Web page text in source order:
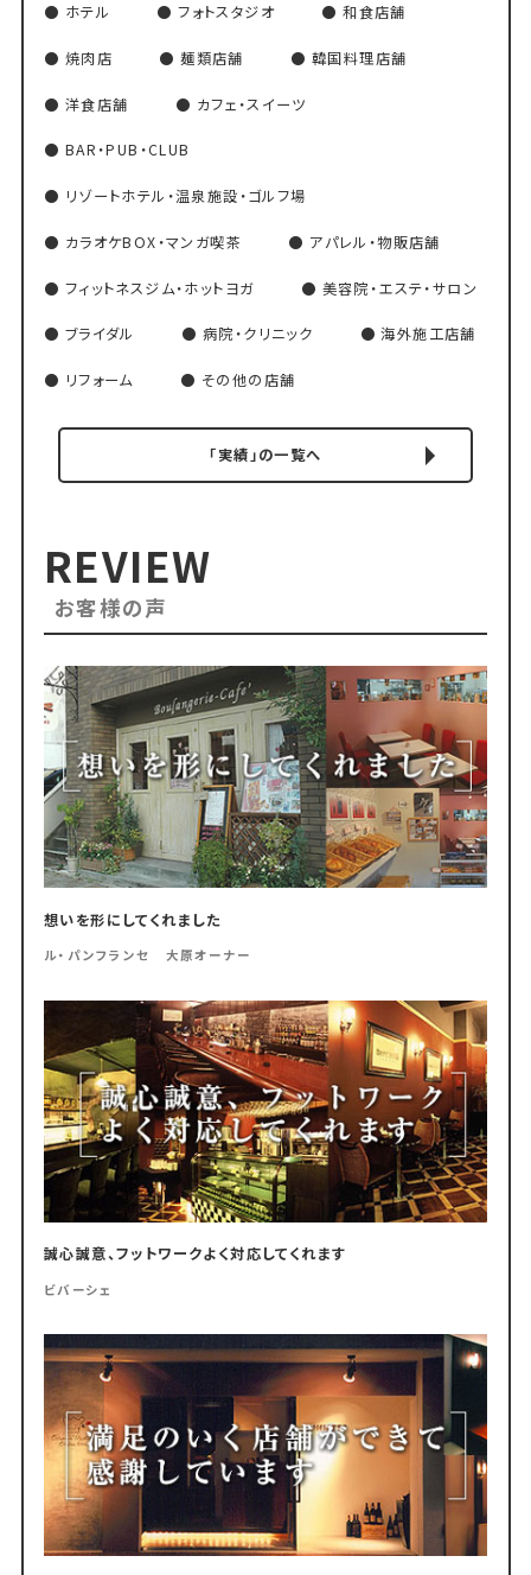
ホテル フォトスタジオ 和食店舗
焼肉店 麺類店舗 韓国料理店舗
洋食店舗 カフェ・スイーツ
BAR・PUB・CLUB
リゾートホテル・温泉施設・ゴルフ場
カラオケBOX・マンガ喫茶 アパレル・物販店舗
フィットネスジム・ホットヨガ 美容院・エステ・サロン
ブライダル 病院・クリニック 海外施工店舗
リフォーム その他の店舗
「実績」の一覧へ
REVIEW
お客様の声
想いを形にしてくれました
ル・パンフランセ 大原オーナー
誠心誠意、フットワークよく対応してくれます
ビバーシェ